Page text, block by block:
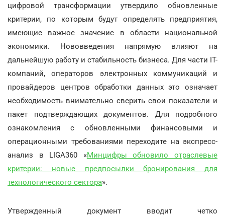
цифровой трансформации утвердило обновленные
критерии, по которым будут определять предприятия,
имеющие важное значение в области национальной
экономики. Нововведения напрямую влияют на
дальнейшую работу и стабильность бизнеса. Для части ІТ-
компаний, операторов электронных коммуникаций и
провайдеров центров обработки данных это означает
необходимость внимательно сверить свои показатели и
пакет подтверждающих документов. Для подробного
ознакомления с обновленными финансовыми и
операционными требованиями переходите на экспресс-
анализ в LIGA360 «Минцифры обновило отраслевые
критерии: новые предпосылки бронирования для
технологического сектора».
Утвержденный документ вводит четко